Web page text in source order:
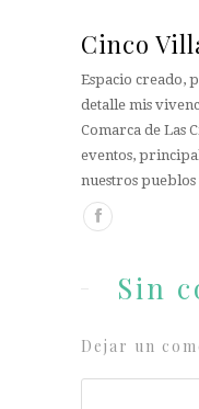
Cinco
Espacio creado,
detalle mis
Comarca de Las
eventos,
nuestros
Sin
Dejar un